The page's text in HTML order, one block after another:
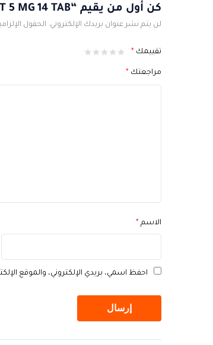
كن أول من يقيم “ROSUVAST 5 MG 14 TAB”
لن يتم نشر عنوان بريدك الإلكتروني. الحقول
تقييمك *
مراجعتك *
الاسم *
احفظ اسمي، بريدي الإلكتروني، والموقع